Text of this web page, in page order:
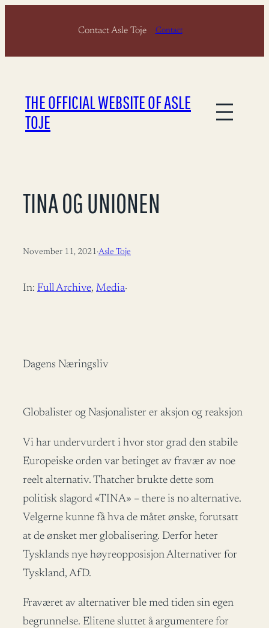
Contact Asle Toje Contact
THE OFFICIAL WEBSITE OF ASLE
TOJE
TINA OG UNIONEN
November 11, 2021·Asle Toje
In: Full Archive, Media·
Dagens Næringsliv
Globalister og Nasjonalister er aksjon og reaksjon
Vi har undervurdert i hvor stor grad den stabile
Europeiske orden var betinget av fravær av noe
reelt alternativ. Thatcher brukte dette som
politisk slagord «TINA» – there is no alternative.
Velgerne kunne få hva de måtet ønske, forutsatt
at de ønsket mer globalisering. Derfor heter
Tysklands nye høyreopposisjon Alternativer for
Tyskland, AfD.
Fraværet av alternativer ble med tiden sin egen
begrunnelse. Elitene sluttet å argumentere for